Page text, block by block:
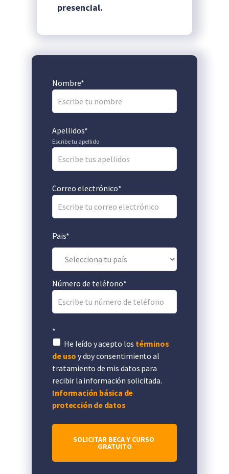
presencial.
Nombre*
Apellidos*
Escribe tu apellido
Correo electrónico*
Pais*
Número de teléfono*
*
He leído y acepto los términos
de uso y doy consentimiento al
tratamiento de mis datos para
recibir la información solicitada.
Información básica de
protección de datos